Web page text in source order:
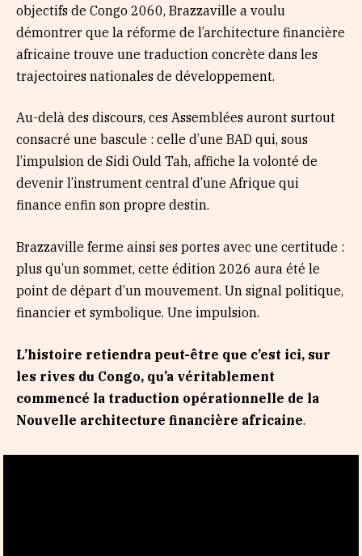
objectifs de Congo 2060, Brazzaville a voulu
démontrer que la réforme de l’architecture financière
africaine trouve une traduction concrète dans les
trajectoires nationales de développement.
Au-delà des discours, ces Assemblées auront surtout
consacré une bascule : celle d’une BAD qui, sous
l’impulsion de Sidi Ould Tah, affiche la volonté de
devenir l’instrument central d’une Afrique qui
finance enfin son propre destin.
Brazzaville ferme ainsi ses portes avec une certitude :
plus qu’un sommet, cette édition 2026 aura été le
point de départ d’un mouvement. Un signal politique,
financier et symbolique. Une impulsion.
L’histoire retiendra peut-être que c’est ici, sur
les rives du Congo, qu’a véritablement
commencé la traduction opérationnelle de la
Nouvelle architecture financière africaine.